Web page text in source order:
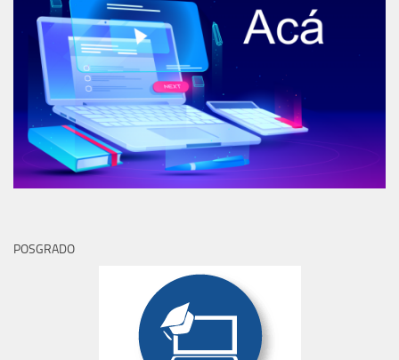
POSGRADO